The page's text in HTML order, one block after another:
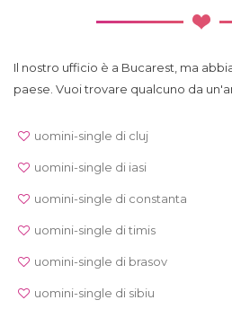
Il nostro ufficio è a Bucarest, ma
paese. Vuoi trovare qualcuno da
uomini-single di cluj
uomini-single di iasi
uomini-single di constanta
uomini-single di timis
uomini-single di brasov
uomini-single di sibiu